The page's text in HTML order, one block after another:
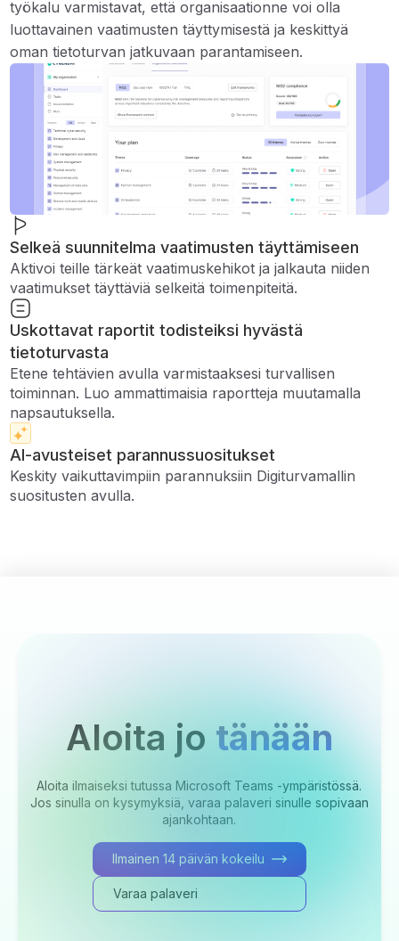
työkalu varmistavat, että organisaationne voi olla
luottavainen vaatimusten täyttymisestä ja keskittyä
oman tietoturvan jatkuvaan parantamiseen.
Selkeä suunnitelma vaatimusten täyttämiseen
Aktivoi teille tärkeät vaatimuskehikot ja jalkauta niiden
vaatimukset täyttäviä selkeitä toimenpiteitä.
Uskottavat raportit todisteiksi hyvästä
tietoturvasta
Etene tehtävien avulla varmistaaksesi turvallisen
toiminnan. Luo ammattimaisia ​​raportteja muutamalla
napsautuksella.
AI-avusteiset parannussuositukset
Keskity vaikuttavimpiin parannuksiin Digiturvamallin
suositusten avulla.
Aloita jo tänään
Aloita ilmaiseksi tutussa Microsoft Teams -ympäristössä.
Jos sinulla on kysymyksiä, varaa palaveri sinulle sopivaan
ajankohtaan.
Ilmainen 14 päivän kokeilu
Varaa palaveri